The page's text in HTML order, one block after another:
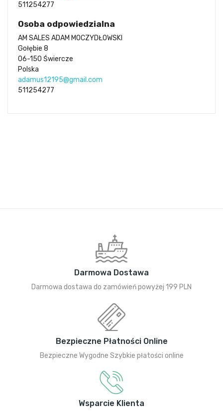
511254277
Osoba odpowiedzialna
AM SALES ADAM MOCZYDŁOWSKI
Gołębie 8
06-150 Świercze
Polska
adamus12195@gmail.com
511254277
Darmowa Dostawa
Darmowa dostawa do zamówień powyżej 199 PLN
Bezpieczne Płatności Online
Bezpieczne Wygodne Szybkie płatości online
Wsparcie Klienta